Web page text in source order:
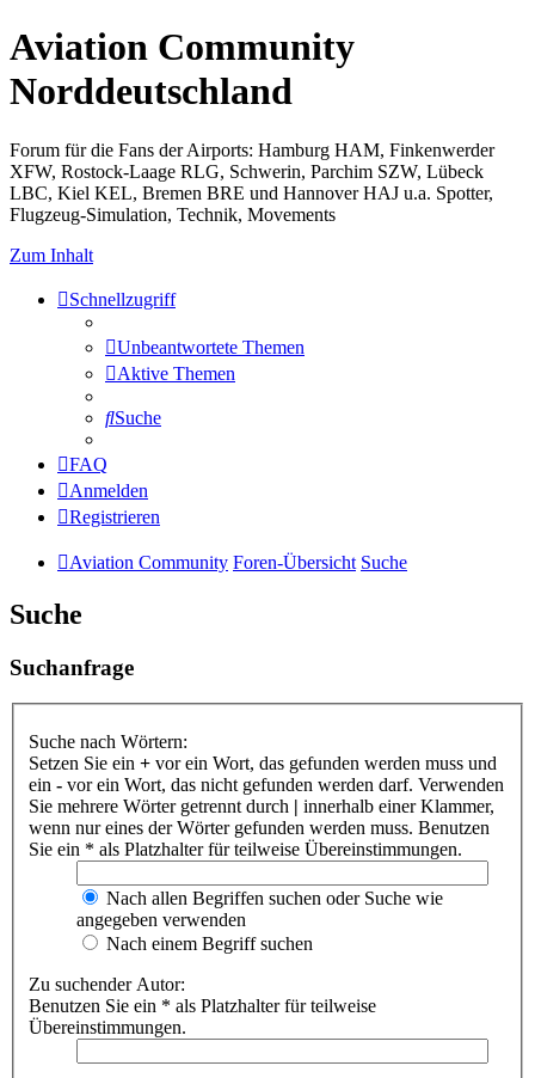
Aviation Community
Norddeutschland
Forum für die Fans der Airports: Hamburg HAM, Finkenwerder
XFW, Rostock-Laage RLG, Schwerin, Parchim SZW, Lübeck
LBC, Kiel KEL, Bremen BRE und Hannover HAJ u.a. Spotter,
Flugzeug-Simulation, Technik, Movements
Zum Inhalt
Schnellzugriff
Unbeantwortete Themen
Aktive Themen
Suche
FAQ
Anmelden
Registrieren
Aviation Community Foren-Übersicht Suche
Suche
Suchanfrage
Suche nach Wörtern:
Setzen Sie ein + vor ein Wort, das gefunden werden muss und
ein - vor ein Wort, das nicht gefunden werden darf. Verwenden
Sie mehrere Wörter getrennt durch | innerhalb einer Klammer,
wenn nur eines der Wörter gefunden werden muss. Benutzen
Sie ein * als Platzhalter für teilweise Übereinstimmungen.
Nach allen Begriffen suchen oder Suche wie
angegeben verwenden
Nach einem Begriff suchen
Zu suchender Autor:
Benutzen Sie ein * als Platzhalter für teilweise
Übereinstimmungen.